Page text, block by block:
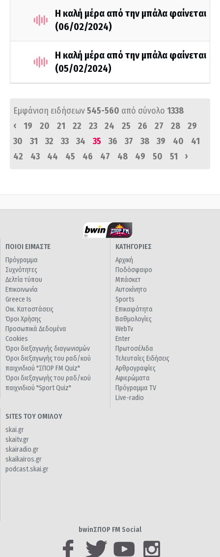
Η καλή μέρα από την μπάλα φαίνεται
(06/02/2024)
Η καλή μέρα από την μπάλα φαίνεται
(05/02/2024)
Εμφάνιση ειδήσεων545-560 από σύνολο 1338
‹
19 20 21 22 23 24 25 26 27 28
29
30
31 32 33 34 35 36 37 38 39 40
41
42
43 44 45 46 47 48 49 50 51 ›
ΠΟΙΟΙ ΕΙΜΑΣΤΕ
Πρόγραμμα
Συχνότητες
Δελτία τύπου
Επικοινωνία
Greece Is
Οικ. Καταστάσεις
Όροι Χρήσης
Προσωπικά Δεδομένα
Cookies
Όροι διεξαγωγής διαγωνισμών
Όροι διεξαγωγής του ραδ/κού
παιχνιδιού "ΣΠΟΡ FM Quiz"
Όροι διεξαγωγής του ραδ/κού
παιχνιδιού "Sport Quiz"
ΚΑΤΗΓΟΡΙΕΣ
Αρχική
Ποδόσφαιρο
Μπάσκετ
Αυτοκίνητο
Sports
Επικαιρότητα
Βαθμολογίες
WebTv
Enter
Πρωτοσέλιδα
Τελευταίες Ειδήσεις
Αρθρογραφίες
Αφιερώματα
Πρόγραμμα TV
Live-radio
SITES ΤΟΥ ΟΜΙΛΟΥ
skai.gr
skaitv.gr
skairadio.gr
skaikairos.gr
podcast.skai.gr
bwinΣΠΟΡ FM Social